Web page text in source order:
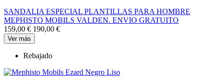
SANDALIA ESPECIAL PLANTILLAS PARA HOMBRE
MEPHISTO MOBILS VALDEN. ENVIO GRATUITO
159,00 € 190,00 €
Ver más
Rebajado